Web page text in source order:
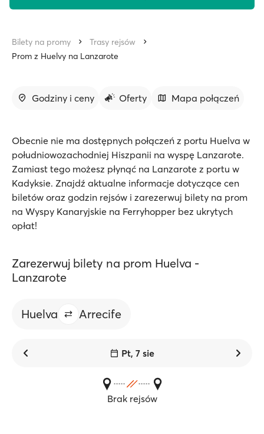
Bilety na promy
Trasy rejsów
Prom z Huelvy na Lanzarote
Godziny i ceny Oferty Mapa połączeń
Obecnie nie ma dostępnych połączeń z portu Huelva w
południowozachodniej Hiszpanii na wyspę Lanzarote.
Zamiast tego możesz płynąć na Lanzarote z portu w
Kadyksie. Znajdź aktualne informacje dotyczące cen
biletów oraz godzin rejsów i zarezerwuj bilety na prom
na Wyspy Kanaryjskie na Ferryhopper bez ukrytych
opłat!
Zarezerwuj bilety na prom Huelva -
Lanzarote
Huelva Arrecife
Pt, 7 sie
Brak rejsów